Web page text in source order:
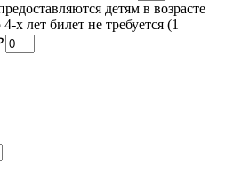
детям в возрасте
х лет билет не требуется (1